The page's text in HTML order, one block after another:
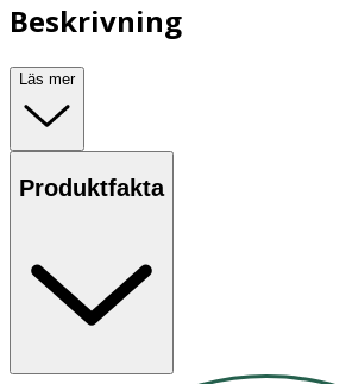
Beskrivning
Läs mer
Produktfakta